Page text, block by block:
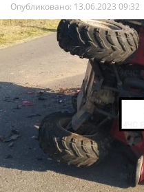
Опубликовано: 13.06.2023 09:32